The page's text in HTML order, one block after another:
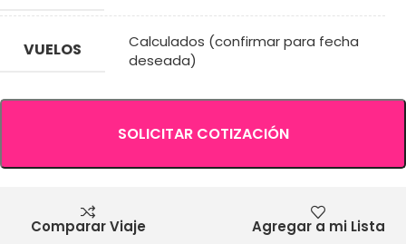
VUELOS
Calculados (confirmar para fecha
deseada)
SOLICITAR COTIZACIÓN
Comparar Viaje Agregar a mi Lista